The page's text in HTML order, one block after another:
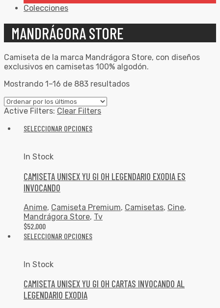
Colecciones
MANDRÁGORA STORE
Camiseta de la marca Mandrágora Store, con diseños
exclusivos en camisetas 100% algodón.
Mostrando 1–16 de 883 resultados
Active Filters: Clear Filters
SELECCIONAR OPCIONES
In Stock
CAMISETA UNISEX YU GI OH LEGENDARIO EXODIA ES
INVOCANDO
Anime, Camiseta Premium, Camisetas, Cine,
Mandrágora Store, Tv
$52,000
SELECCIONAR OPCIONES
In Stock
CAMISETA UNISEX YU GI OH CARTAS INVOCANDO AL
LEGENDARIO EXODIA